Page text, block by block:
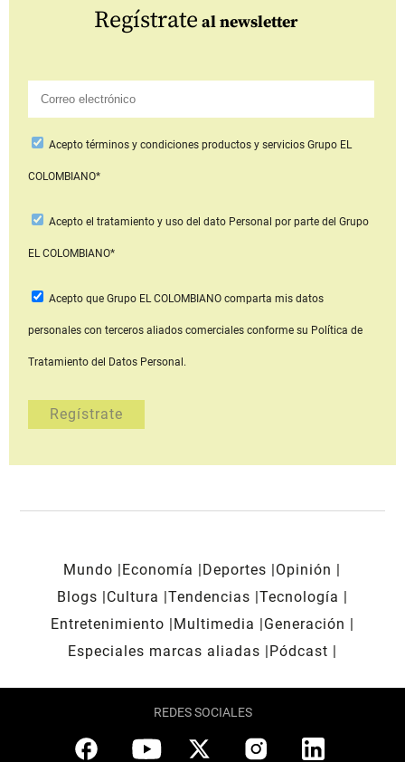
Regístrate al newsletter
Aceptotérminos y condiciones productos y serviciosGrupo EL
COLOMBIANO*
Acepto el tratamiento y uso del dato Personal por parte del Grupo
EL COLOMBIANO*
Acepto que Grupo EL COLOMBIANOcomparta mis datos
personales con terceros aliados comerciales conforme su Política de
Tratamiento del Datos Personal.
Mundo Economía Deportes
Opinión
Blogs
Cultura Tendencias Tecnología
Entretenimiento
Multimedia
Generación
Especiales marcas aliadas
Pódcast
REDES SOCIALES